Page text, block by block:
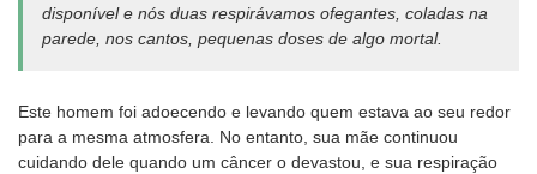
disponível e nós duas respirávamos ofegantes, coladas na
parede, nos cantos, pequenas doses de algo mortal.
Este homem foi adoecendo e levando quem estava ao seu redor
para a mesma atmosfera. No entanto, sua mãe continuou
cuidando dele quando um câncer o devastou, e sua respiração